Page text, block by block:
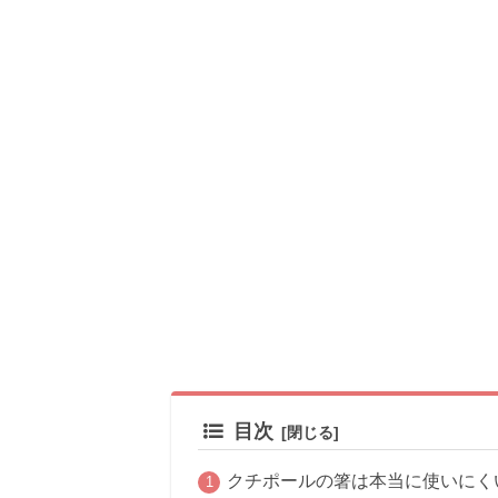
目次
クチポールの箸は本当に使いに